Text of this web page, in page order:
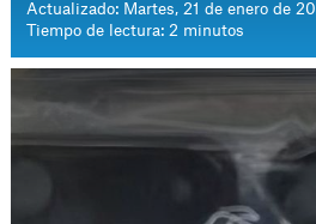
Actualizado: Martes, 21 de enero de
Tiempo de lectura: 2 minutos